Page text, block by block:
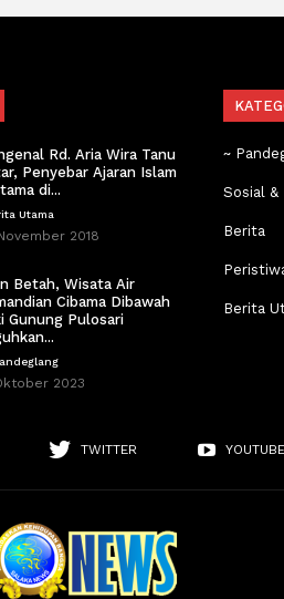
Rd. Aria Wira Tanu
Penyebar Ajaran Islam
di...
Utama
2018
Betah, Wisata Air
Cibama Dibawah
Gunung Pulosari
2023
~
Sosial &
Berita
Berita
TWITTER YOUTUBE